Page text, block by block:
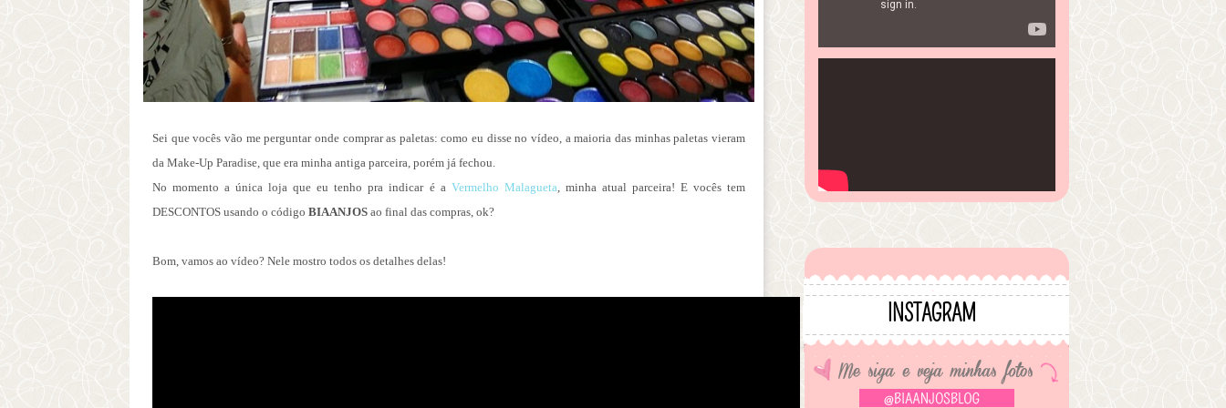
Sei que vocês vão me perguntar onde comprar as paletas: como eu disse no vídeo, a maioria das minhas paletas vieram
da Make-Up Paradise, que era minha antiga parceira, porém já fechou.
No momento a única loja que eu tenho pra indicar é a Vermelho Malagueta, minha atual parceira! E vocês tem
DESCONTOS usando o código BIAANJOS ao final das compras, ok?
Bom, vamos ao vídeo? Nele mostro todos os detalhes delas!
INSTAGRAM